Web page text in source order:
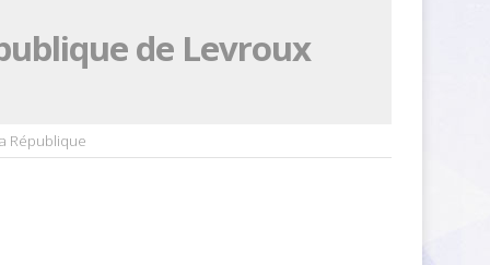
de Levroux
République